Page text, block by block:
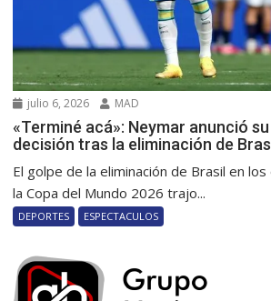
julio 6, 2026 MAD
«Terminé acá»: Neymar anunció
decisión tras la eliminación de
El golpe de la eliminación de Brasil en
la Copa del Mundo 2026 trajo...
DEPORTES ESPECTACULOS